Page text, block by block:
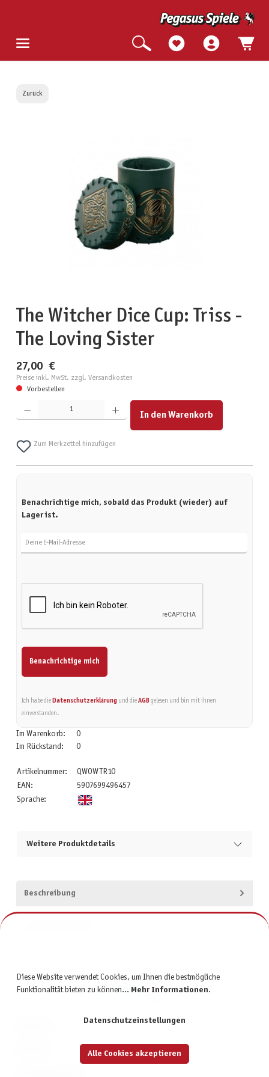
Zurück
The Witcher Dice Cup: Triss -
The Loving Sister
27,00 €
Preise inkl. MwSt. zzgl. Versandkosten
Vorbestellen
Produkt Anzahl: Gib den gewünschten Wert ein oder benutze die Schaltflächen um die Anzahl zu
In den Warenkorb
Zum Merkzettel hinzufügen
Benachrichtige mich, sobald das Produkt (wieder) auf
Lager ist.
Benachrichtige mich
Ich habe die Datenschutzerklärungund die AGBgelesen und bin mit ihnen
einverstanden.
Im Warenkorb:
0
Im Rückstand:
0
Artikelnummer:
QWOWTR10
EAN:
5907699496457
Sprache:
Weitere Produktdetails
Beschreibung
Diese Website verwendet Cookies, um Ihnen die bestmögliche
Funktionalität bieten zu können... Mehr Informationen.
Datenschutzeinstellungen
Alle Cookies akzeptieren